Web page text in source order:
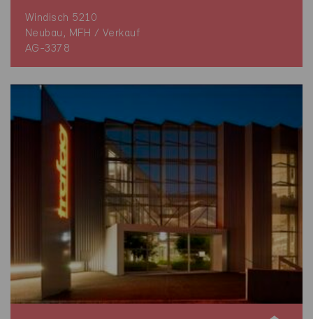
Windisch 5210
Neubau, MFH / Verkauf
AG-3378